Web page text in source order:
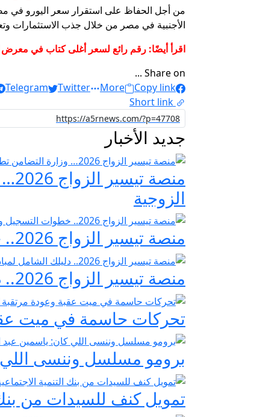
من أجل الحفاظ على استقرار سعر اليورو في
الأجنبية في مصر من خلال جذب الاستثمارات
اقرأ أيضًا: رقم رائع لسعر أغلى كتاب في معرض القاهرة 2025 يثير الجدل بين
Share on ...
Telegram Twitter More
Copy link
Short link
جديد الأخبار
الزوجية
منصة تيسير الزواج 2026.. خطوات التسجيل وشروط مبادرة فرحة مصر
منصة تيسير الزواج 2026.. دليلك الشامل لمبادرة «فرحة مصر» لدعم تجهيز العرائس
تحركات حاسمة في ميت
برومو مسلسل وننسى اللي
تمويل كنف للسيدات من